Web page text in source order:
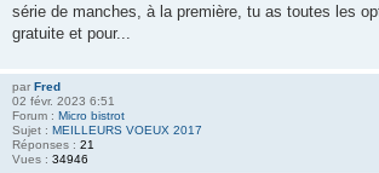
série de manches, à la première, tu as toutes les
gratuite et pour...
par Fred
02 févr. 2023 6:51
Forum : Micro bistrot
Sujet : MEILLEURS VOEUX 2017
Réponses : 21
Vues : 34946